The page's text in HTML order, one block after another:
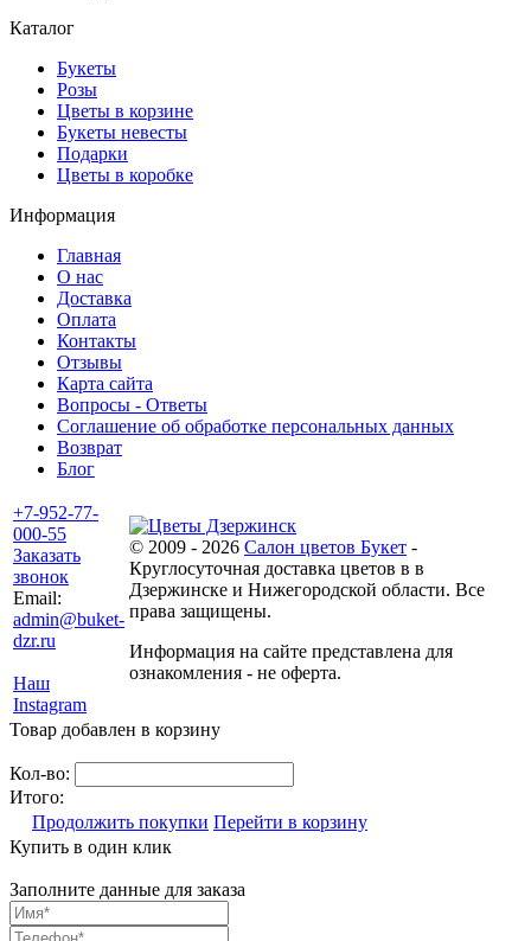
Каталог
Букеты
Розы
Цветы в корзине
Букеты невесты
Подарки
Цветы в коробке
Информация
Главная
О нас
Доставка
Оплата
Контакты
Отзывы
Карта сайта
Вопросы - Ответы
Соглашение об обработке персональных данных
Возврат
Блог
+7-952-77-
000-55
Заказать
звонок
Email:
admin@buket-
dzr.ru
Наш
Instagram
© 2009 - 2026 Салон цветов Букет -
Круглосуточная доставка цветов в в
Дзержинске и Нижегородской области. Все
права защищены.
Информация на сайте представлена для
ознакомления - не оферта.
Товар добавлен в корзину
Кол-во:
Итого:
Продолжить покупки Перейти в корзину
Купить в один клик
Заполните данные для заказа